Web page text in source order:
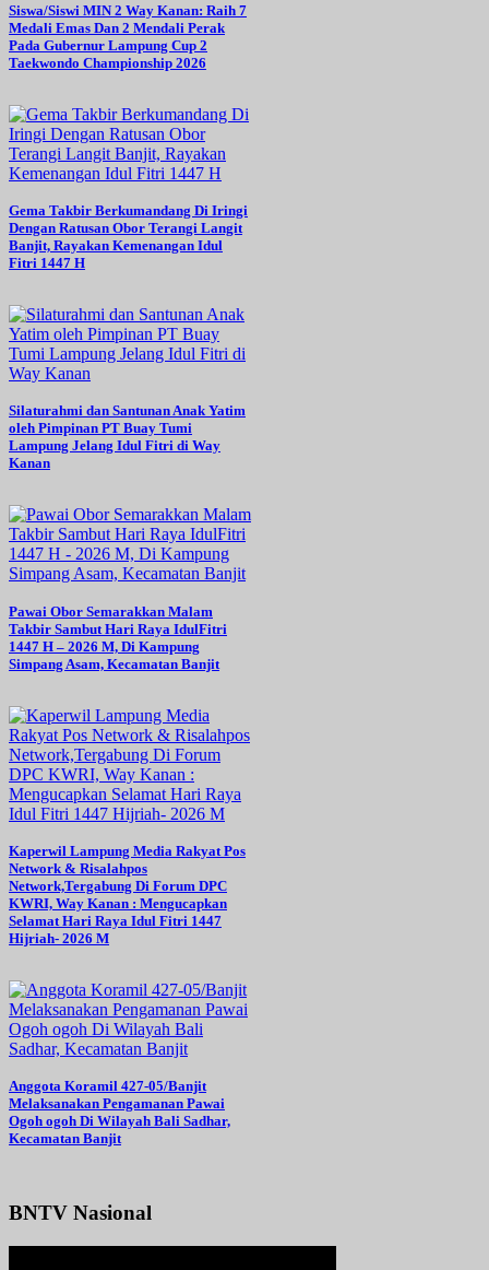
Siswa/Siswi MIN 2 Way Kanan: Raih 7
Medali Emas Dan 2 Mendali Perak
Pada Gubernur Lampung Cup 2
Taekwondo Championship 2026
Gema Takbir Berkumandang Di Iringi
Dengan Ratusan Obor Terangi Langit
Banjit, Rayakan Kemenangan Idul
Fitri 1447 H
Silaturahmi dan Santunan Anak Yatim
oleh Pimpinan PT Buay Tumi
Lampung Jelang Idul Fitri di Way
Kanan
Pawai Obor Semarakkan Malam
Takbir Sambut Hari Raya IdulFitri
1447 H – 2026 M, Di Kampung
Simpang Asam, Kecamatan Banjit
Kaperwil Lampung Media Rakyat Pos
Network & Risalahpos
Network,Tergabung Di Forum DPC
KWRI, Way Kanan : Mengucapkan
Selamat Hari Raya Idul Fitri 1447
Hijriah- 2026 M
Anggota Koramil 427-05/Banjit
Melaksanakan Pengamanan Pawai
Ogoh ogoh Di Wilayah Bali Sadhar,
Kecamatan Banjit
BNTV Nasional